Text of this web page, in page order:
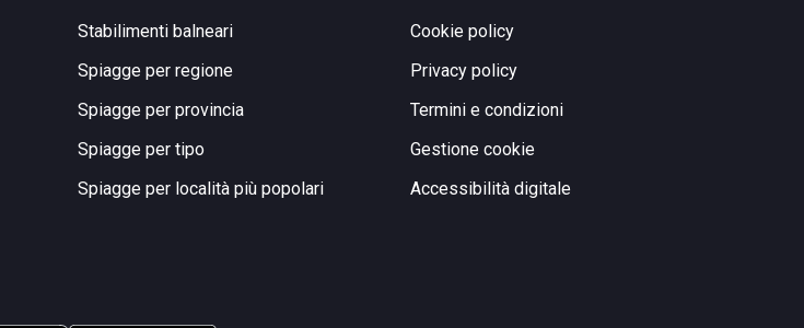
Stabilimenti balneari
Spiagge per regione
Spiagge per provincia
Spiagge per tipo
Spiagge per località più popolari
Cookie policy
Privacy policy
Termini e condizioni
Gestione cookie
Accessibilità digitale